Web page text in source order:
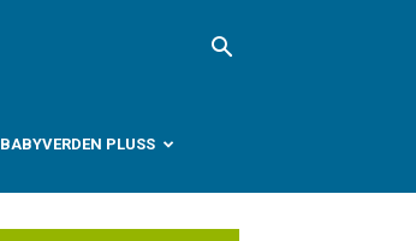
BABYVERDEN PLUSS